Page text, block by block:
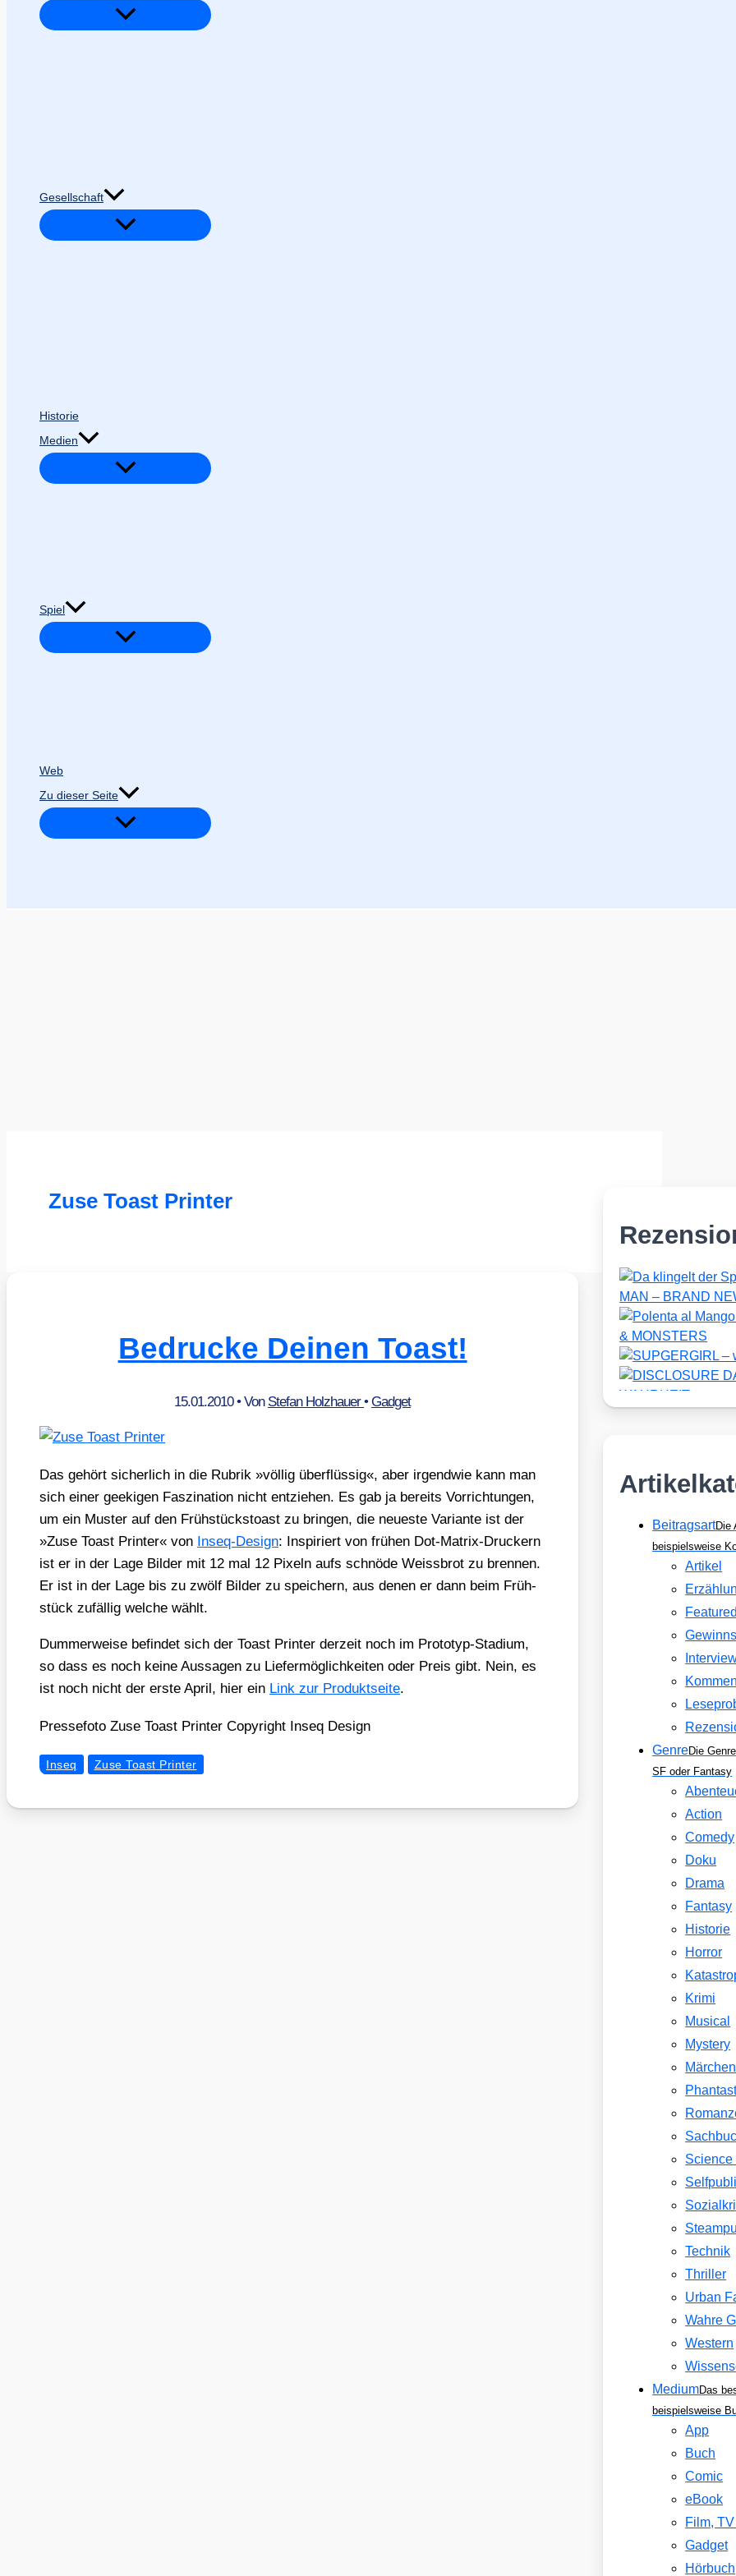
Gesellschaft
Historie
Medien
Spiel
Web
Zu dieser Seite
Zuse Toast Printer
Bedrucke Deinen Toast!
15.01.2010• Von Stefan Holzhauer•Gadget
Das gehört sicher­lich in die Rubrik »völ­lig über­flüs­sig«, aber irgend­wie kann man
sich einer geeki­gen Fas­zi­na­ti­on nicht ent­zie­hen. Es gab ja bereits Vor­rich­tun­gen,
um ein Mus­ter auf den Früh­stück­stoast zu brin­gen, die neu­es­te Vari­an­te ist der
»Zuse Toast Prin­ter« von Inseq-Design: Inspi­riert von frü­hen Dot-Matrix-Dru­ckern
ist er in der Lage Bil­der mit 12 mal 12 Pixeln aufs schnö­de Weiss­brot zu bren­nen.
Er ist in der Lage bis zu zwölf Bil­der zu spei­chern, aus denen er dann beim Früh­
stück zufäl­lig wel­che wählt.
Dum­mer­wei­se befin­det sich der Toast Prin­ter der­zeit noch im Pro­to­typ-Sta­di­um,
so dass es noch kei­ne Aus­sa­gen zu Lie­fer­mög­lich­kei­ten oder Preis gibt. Nein, es
ist noch nicht der ers­te April, hier ein Link zur Pro­dukt­sei­te.
Pres­se­fo­to Zuse Toast Prin­ter Copy­right Inseq Design
Inseq Zuse Toast Printer
BeitragsartDie
beispielsweise
Artikel
GenreDie
SF oder Fantasy
Action
Comedy
Doku
Drama
Fantasy
Historie
Horror
Krimi
Musical
Mystery
Märchen
Science
Technik
Thriller
Urban
Wahre
Western
MediumDas
beispielsweise
App
Buch
Comic
eBook
Film,
Gadget
Hörbuch